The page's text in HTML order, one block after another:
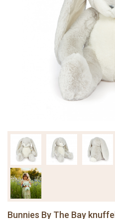
Bunnies By The Bay